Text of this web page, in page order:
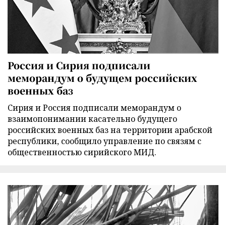
Россия и Сирия подписали
меморандум о будущем российских
военных баз
Сирия и Россия подписали меморандум о
взаимопонимании касательно будущего
российских военных баз на территории арабской
республики, сообщило управление по связям с
общественностью сирийского МИД.